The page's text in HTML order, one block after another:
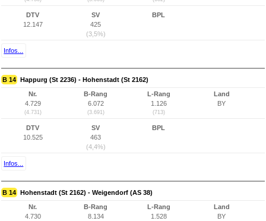
DTV
12.147
SV
425
(3,5%)
BPL
Infos...
B 14 Happurg (St 2236) - Hohenstadt (St 2162)
Nr.
4.729
(4.731)
B-Rang
6.072
(3.691)
L-Rang
1.126
(713)
Land
BY
DTV
10.525
SV
463
(4,4%)
BPL
Infos...
B 14 Hohenstadt (St 2162) - Weigendorf (AS 38)
Nr.
4.730
B-Rang
8.134
L-Rang
1.528
Land
BY